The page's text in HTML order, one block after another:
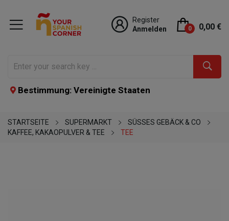
Register
Anmelden
0 0,00 €
Bestimmung: Vereinigte Staaten
STARTSEITE SUPERMARKT
SÜSSES GEBÄCK & CO
KAFFEE, KAKAOPULVER & TEE
TEE